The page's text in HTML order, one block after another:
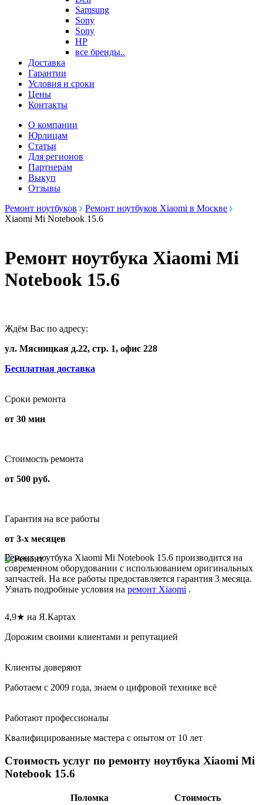
Samsung
Sony
Sony
HP
все бренды..
Доставка
Гарантии
Условия и сроки
Цены
Контакты
О компании
Юрлицам
Статьи
Для регионов
Партнерам
Выкуп
Отзывы
Ремонт ноутбуков
Ремонт ноутбуков Xiaomi в Москве
Xiaomi Mi Notebook 15.6
Ремонт ноутбука Xiaomi Mi
Notebook 15.6
Ждём Вас по адресу:
ул. Мясницкая д.22, стр. 1, офис 228
Бесплатная доставка
Сроки ремонта
от 30 мин
Стоимость ремонта
от 500 руб.
Гарантия на все работы
от 3-х месяцев
Ремонт ноутбука Xiaomi Mi Notebook 15.6 производится на
современном оборудовании с использованием оригинальных
запчастей. На все работы предоставляется гарантия 3 месяца.
Узнать подробные условия на ремонт Xiaomi .
4,9★ на Я.Картах
Дорожим своими клиентами и репутацией
Клиенты доверяют
Работаем с 2009 года, знаем о цифровой технике всё
Работают профессионалы
Квалифицированные мастера с опытом от 10 лет
Стоимость услуг по ремонту ноутбука Xiaomi Mi
Notebook 15.6
Поломка
Стоимость